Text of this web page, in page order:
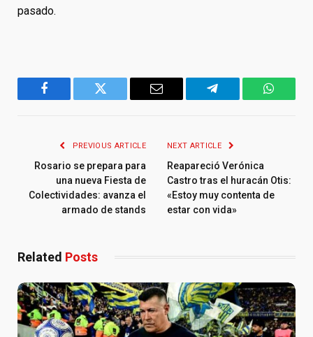
pasado.
Facebook Twitter Email Telegram
PREVIOUS ARTICLE
Rosario se prepara para
una nueva Fiesta de
Colectividades: avanza el
armado de stands
NEXT ARTICLE
Reapareció Verónica
Castro tras el huracán Otis:
«Estoy muy contenta de
estar con vida»
Related Posts